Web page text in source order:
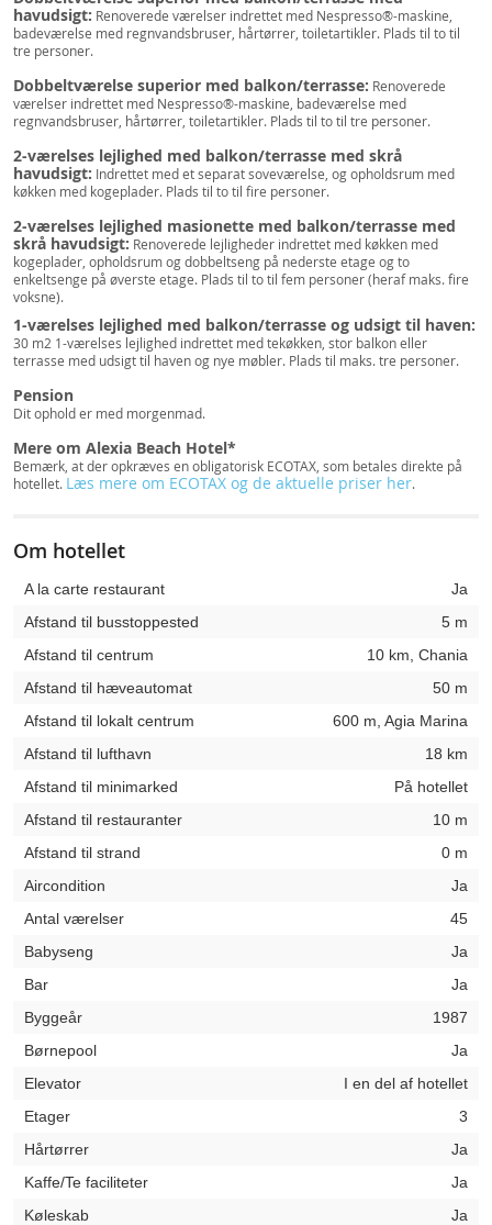
havudsigt: Renoverede værelser indrettet med Nespresso®-maskine,
badeværelse med regnvandsbruser, hårtørrer, toiletartikler. Plads til to til
tre personer.
Dobbeltværelse superior med balkon/terrasse: Renoverede
værelser indrettet med Nespresso®-maskine, badeværelse med
regnvandsbruser, hårtørrer, toiletartikler. Plads til to til tre personer.
2-værelses lejlighed med balkon/terrasse med skrå
havudsigt: Indrettet med et separat soveværelse, og opholdsrum med
køkken med kogeplader. Plads til to til fire personer.
2-værelses lejlighed masionette med balkon/terrasse med
skrå havudsigt: Renoverede lejligheder indrettet med køkken med
kogeplader, opholdsrum og dobbeltseng på nederste etage og to
enkeltsenge på øverste etage. Plads til to til fem personer (heraf maks. fire
voksne).
1-værelses lejlighed med balkon/terrasse og udsigt til haven:
30 m2 1-værelses lejlighed indrettet med tekøkken, stor balkon eller
terrasse med udsigt til haven og nye møbler. Plads til maks. tre personer.
Pension
Dit ophold er med morgenmad.
Mere om Alexia Beach Hotel*
Bemærk, at der opkræves en obligatorisk ECOTAX, som betales direkte på
hotellet. Læs mere om ECOTAX og de aktuelle priser her.
Om hotellet
A la carte restaurant
Ja
Afstand til busstoppested
5 m
Afstand til centrum
10 km, Chania
Afstand til hæveautomat
50 m
Afstand til lokalt centrum
600 m, Agia Marina
Afstand til lufthavn
18 km
Afstand til minimarked
På hotellet
Afstand til restauranter
10 m
Afstand til strand
0 m
Aircondition
Ja
Antal værelser
45
Babyseng
Ja
Bar
Ja
Byggeår
1987
Børnepool
Ja
Elevator
I en del af hotellet
Etager
3
Hårtørrer
Ja
Kaffe/Te faciliteter
Ja
Køleskab
Ja